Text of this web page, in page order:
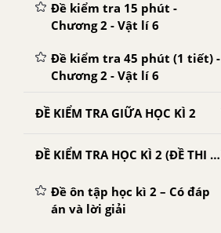
Đề kiểm tra 15 phút -
Chương 2 - Vật lí 6
Đề kiểm tra 45 phút (1 tiết) -
Chương 2 - Vật lí 6
ĐỀ KIỂM TRA GIỮA HỌC KÌ 2
ĐỀ KIỂM TRA HỌC KÌ 2 (ĐỀ THI HỌC KÌ 2) - VẬT LÍ 6
Đề ôn tập học kì 2 – Có đáp
án và lời giải